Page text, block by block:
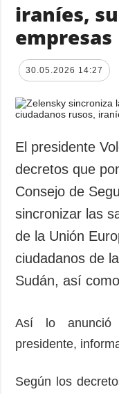
iraníes,
empresas
30.05.2026 14:27
El presidente
decretos que
Consejo de
sincronizar las
de la Unión
ciudadanos de
Sudán, así
Así lo
presidente,
Según los